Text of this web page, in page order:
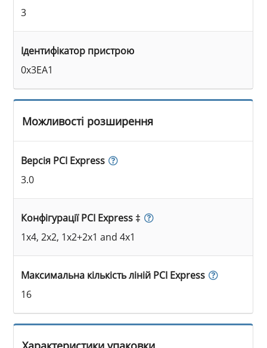
3
Ідентифікатор пристрою
0x3EA1
Можливості розширення
Версія PCI Express
3.0
Конфігурації PCI Express ‡
1x4, 2x2, 1x2+2x1 and 4x1
Максимальна кількість ліній PCI Express
16